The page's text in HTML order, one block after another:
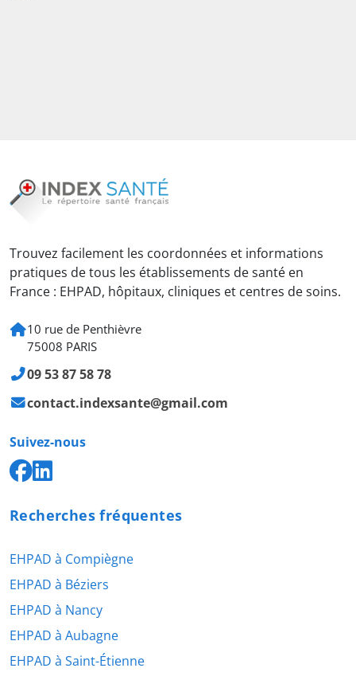
Trouvez facilement les coordonnées et informations
pratiques de tous les établissements de santé en
France : EHPAD, hôpitaux, cliniques et centres de soins.
10 rue de Penthièvre
75008 PARIS
09 53 87 58 78
contact.indexsante@gmail.com
Suivez-nous
Recherches fréquentes
EHPAD à Compiègne
EHPAD à Béziers
EHPAD à Nancy
EHPAD à Aubagne
EHPAD à Saint-Étienne